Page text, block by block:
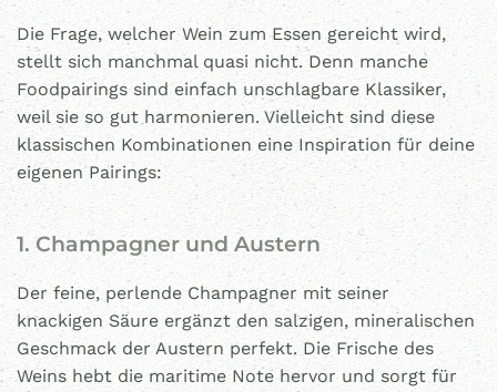
Die Frage, welcher Wein zum Essen gereicht wird,
stellt sich manchmal quasi nicht. Denn manche
Foodpairings sind einfach unschlagbare Klassiker,
weil sie so gut harmonieren. Vielleicht sind diese
klassischen Kombinationen eine Inspiration für deine
eigenen Pairings:
1. Champagner und Austern
Der feine, perlende Champagner mit seiner
knackigen Säure ergänzt den salzigen, mineralischen
Geschmack der Austern perfekt. Die Frische des
Weins hebt die maritime Note hervor und sorgt für